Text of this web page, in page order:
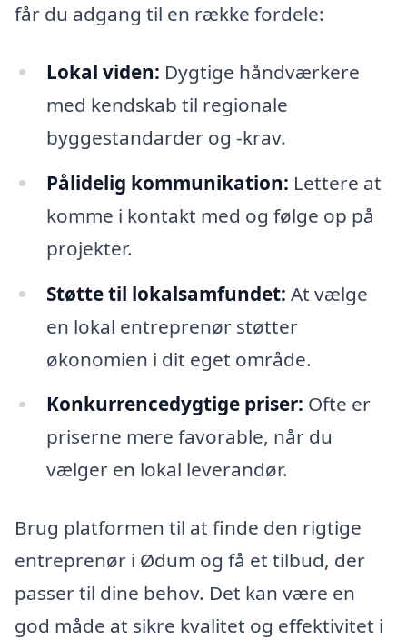
får du adgang til en række fordele:
Lokal viden: Dygtige håndværkere
med kendskab til regionale
byggestandarder og -krav.
Pålidelig kommunikation: Lettere at
komme i kontakt med og følge op på
projekter.
Støtte til lokalsamfundet: At vælge
en lokal entreprenør støtter
økonomien i dit eget område.
Konkurrencedygtige priser: Ofte er
priserne mere favorable, når du
vælger en lokal leverandør.
Brug platformen til at finde den rigtige
entreprenør i Ødum og få et tilbud, der
passer til dine behov. Det kan være en
god måde at sikre kvalitet og effektivitet i